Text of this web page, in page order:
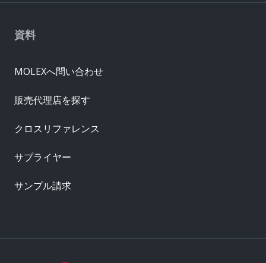
資料
MOLEXへ問い合わせ
販売代理店を探す
クロスリファレンス
サプライヤー
サンプル請求